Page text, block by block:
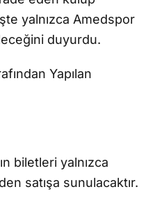
yalnızca Amedspor
duyurdu.
Yapılan
biletleri yalnızca
satışa sunulacaktır.